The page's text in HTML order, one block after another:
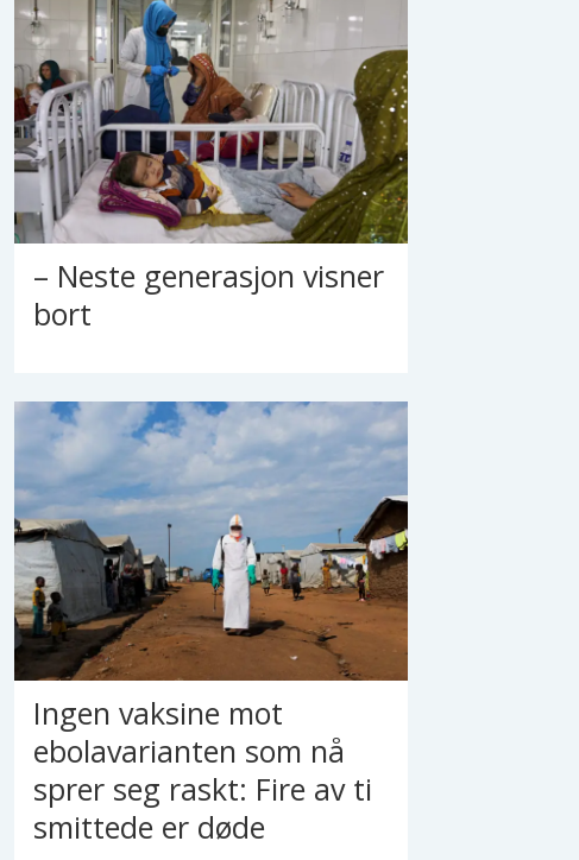
– Neste generasjon visner
bort
Ingen vaksine mot
ebolavarianten som nå
sprer seg raskt: Fire av ti
smittede er døde